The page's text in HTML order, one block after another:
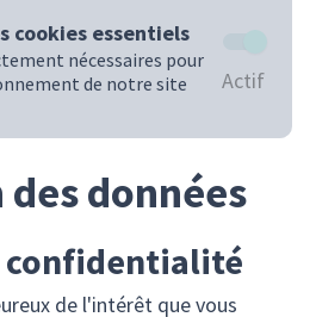
cookies essentiels
nécessaires pour
de notre site
Actif
données
confidentialité
de l'intérêt que vous